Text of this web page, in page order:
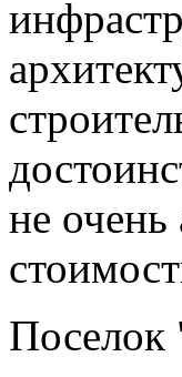
не
Поселок